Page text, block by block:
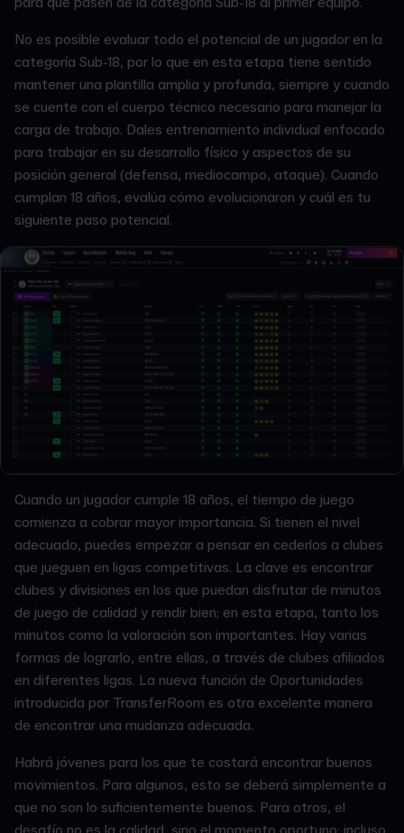
No es posible evaluar todo el potencial de un jugador en la
categoría Sub-18, por lo que en esta etapa tiene sentido
mantener una plantilla amplia y profunda, siempre y cuando
se cuente con el cuerpo técnico necesario para manejar la
carga de trabajo. Dales entrenamiento individual enfocado
para trabajar en su desarrollo físico y aspectos de su
posición general (defensa, mediocampo, ataque). Cuando
cumplan 18 años, evalúa cómo evolucionaron y cuál es tu
siguiente paso potencial.
Cuando un jugador cumple 18 años, el tiempo de juego
comienza a cobrar mayor importancia. Si tienen el nivel
adecuado, puedes empezar a pensar en cederlos a clubes
que jueguen en ligas competitivas. La clave es encontrar
clubes y divisiones en los que puedan disfrutar de minutos
de juego de calidad y rendir bien; en esta etapa, tanto los
minutos como la valoración son importantes. Hay varias
formas de lograrlo, entre ellas, a través de clubes afiliados
en diferentes ligas. La nueva función de Oportunidades
introducida por TransferRoom es otra excelente manera
de encontrar una mudanza adecuada.
Habrá jóvenes para los que te costará encontrar buenos
movimientos. Para algunos, esto se deberá simplemente a
que no son lo suficientemente buenos. Para otros, el